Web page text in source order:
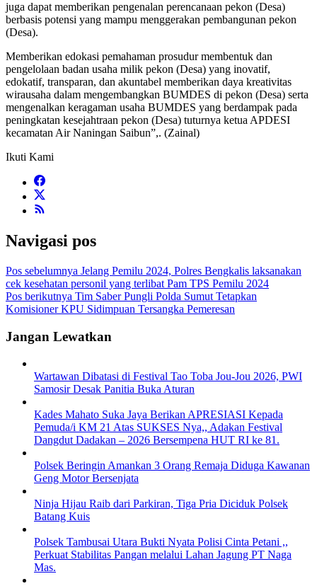
juga dapat memberikan pengenalan perencanaan pekon (Desa)
berbasis potensi yang mampu menggerakan pembangunan pekon
(Desa).
Memberikan edokasi pemahaman prosudur membentuk dan
pengelolaan badan usaha milik pekon (Desa) yang inovatif,
edokatif, transparan, dan akuntabel memberikan daya kreativitas
wirausaha dalam mengembangkan BUMDES di pekon (Desa) serta
mengenalkan keragaman usaha BUMDES yang berdampak pada
peningkatan kesejahtraan pekon (Desa) tuturnya ketua APDESI
kecamatan Air Naningan Saibun”,. (Zainal)
Ikuti Kami
Navigasi pos
Pos sebelumnya Jelang Pemilu 2024, Polres Bengkalis laksanakan
cek kesehatan personil yang terlibat Pam TPS Pemilu 2024
Pos berikutnya Tim Saber Pungli Polda Sumut Tetapkan
Komisioner KPU Sidimpuan Tersangka Pemeresan
Jangan Lewatkan
Wartawan Dibatasi di Festival Tao Toba Jou-Jou 2026, PWI
Samosir Desak Panitia Buka Aturan
Kades Mahato Suka Jaya Berikan APRESIASI Kepada
Pemuda/i KM 21 Atas SUKSES Nya,, Adakan Festival
Dangdut Dadakan – 2026 Bersempena HUT RI ke 81.
Polsek Beringin Amankan 3 Orang Remaja Diduga Kawanan
Geng Motor Bersenjata
Ninja Hijau Raib dari Parkiran, Tiga Pria Diciduk Polsek
Batang Kuis
Polsek Tambusai Utara Bukti Nyata Polisi Cinta Petani ,,
Perkuat Stabilitas Pangan melalui Lahan Jagung PT Naga
Mas.